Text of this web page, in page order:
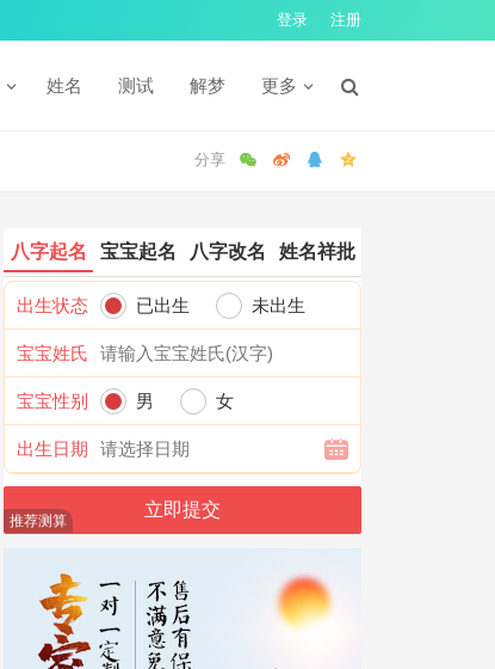
登录 注册
姓名 测试 解梦 更多
八字起名 宝宝起名 八字改名 姓名祥批
出生状态 已出生 未出生
宝宝姓氏
宝宝性别 男 女
出生日期
推荐测算